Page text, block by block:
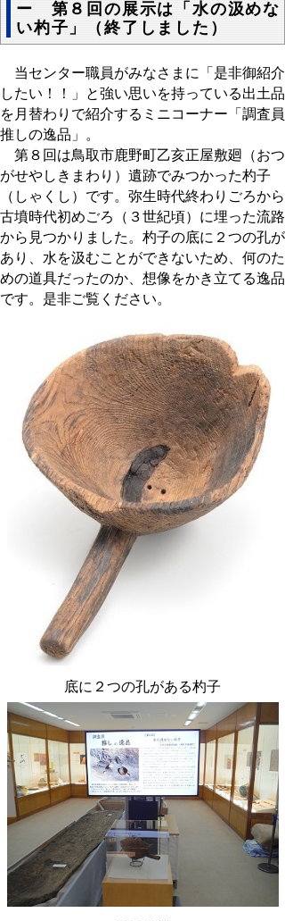
ー 第８回の展示は「水の汲めな
い杓子」（終了しました）
当センター職員がみなさまに「是非御紹介
したい！！」と強い思いを持っている出土品
を月替わりで紹介するミニコーナー「調査員
推しの逸品」。
第８回は鳥取市鹿野町乙亥正屋敷廻（おつ
がせやしきまわり）遺跡でみつかった杓子
（しゃくし）です。弥生時代終わりごろから
古墳時代初めごろ（３世紀頃）に埋った流路
から見つかりました。杓子の底に２つの孔が
あり、水を汲むことができないため、何のた
めの道具だったのか、想像をかき立てる逸品
です。是非ご覧ください。
底に２つの孔がある杓子